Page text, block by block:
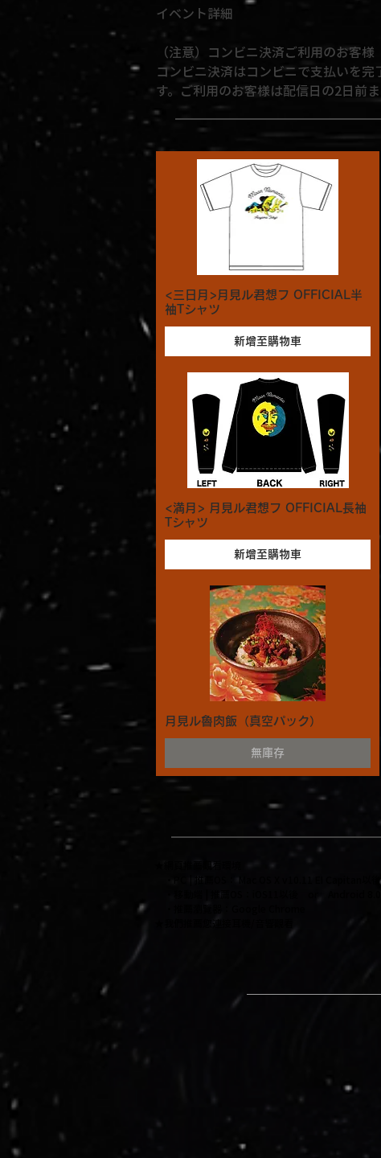
イベント詳細
（注意）コンビニ決済ご利用のお客様
コンビニ決済はコンビニで支払いを
す。ご利用のお客様は配信日の2日前
<三日月>月見ル君想フ OFFICIAL半
袖Tシャツ
新增至購物車
<満月> 月見ル君想フ OFFICIAL長袖
Tシャツ
新增至購物車
月見ル魯肉飯（真空パック）
無庫存
★網頁推薦觀看環境
・PC | 推薦OS： Mac OS X v10.11 EI Capitan
​★我們推薦您連接耳機/音響觀看